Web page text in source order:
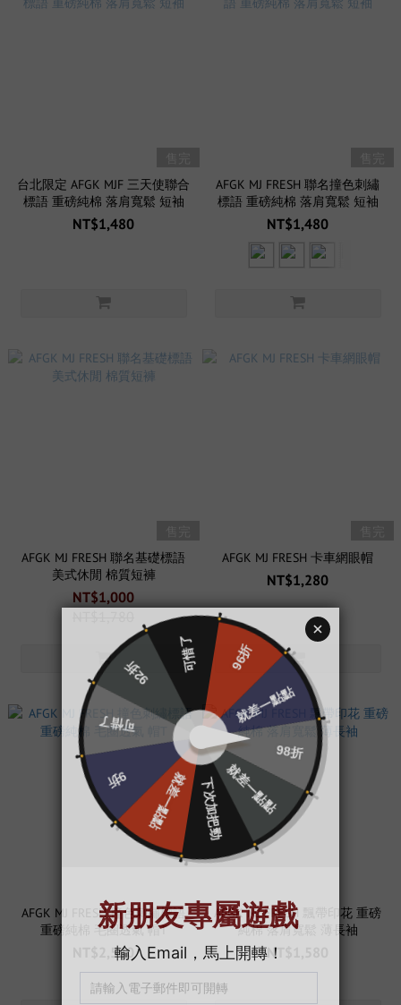
台北限定 AFGK MJF 三天使聯合
標語 重磅純棉 落肩寬鬆 短袖
NT$1,480
AFGK MJ FRESH 聯名撞色刺繡
標語 重磅純棉 落肩寬鬆 短袖
NT$1,480
AFGK MJ FRESH 聯名基礎標語
美式休閒 棉質短褲
NT$1,000
AFGK MJ FRESH 卡車網眼帽
NT$1,280
AFGK MJ FRESH 撞色刺繡標語
重磅純棉 毛圈透氣 帽T
NT$2,580
AFGK MJ FRESH 飄帶印花 重磅
純棉 落肩寬鬆 薄長袖
NT$1,580